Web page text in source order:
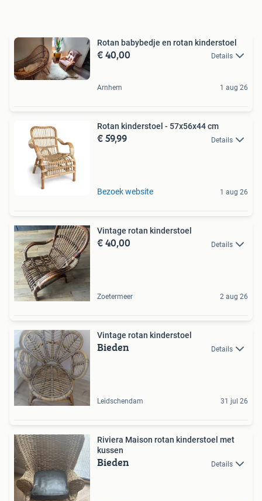
Rotan babybedje en rotan kinderstoel
€ 40,00 Details
Arnhem 1 aug 26
Rotan kinderstoel - 57x56x44 cm
€ 59,99 Details
Bezoek website 1 aug 26
Vintage rotan kinderstoel
€ 40,00 Details
Zoetermeer 2 aug 26
Vintage rotan kinderstoel
Bieden Details
Leidschendam 31 jul 26
Riviera Maison rotan kinderstoel met
kussen
Bieden Details